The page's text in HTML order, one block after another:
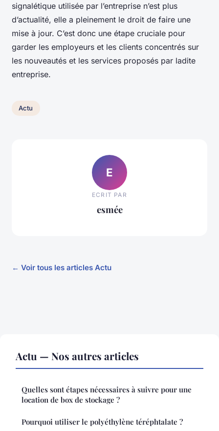
signalétique utilisée par l’entreprise n’est plus
d’actualité, elle a pleinement le droit de faire une
mise à jour. C’est donc une étape cruciale pour
garder les employeurs et les clients concentrés sur
les nouveautés et les services proposés par ladite
entreprise.
Actu
E
ECRIT PAR
esmée
← Voir tous les articles Actu
Actu — Nos autres articles
Quelles sont étapes nécessaires à suivre pour une
location de box de stockage ?
Pourquoi utiliser le polyéthylène téréphtalate ?